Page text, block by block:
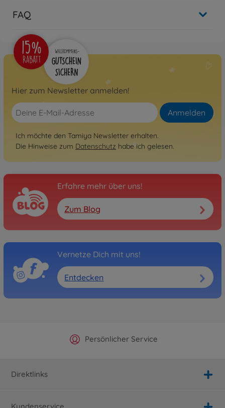
FAQ
Hier zum Newsletter anmelden!
Anmelden
Ich möchte den Tamiya Newsletter erhalten.
Die Hinweise zum Datenschutz habe ich gelesen.
Erfahre mehr über uns!
Zum Blog
Vernetze Dich mit uns!
Entdecken
Offizieller Hersteller Shop
Persönlicher Service
Versandkostenfrei ab 25€
Schnelle Lieferung
Direktlinks